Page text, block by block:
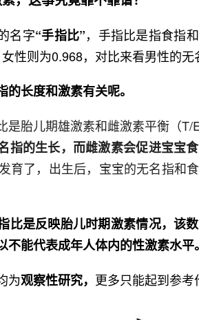
名字“手指比”，手指比是指食指
性则为0.968，对比来看男性的无
长度和激素有关呢。
是胎儿期雄激素和雌激素平衡（T/
指的生长，而雌激素会促进宝宝
育了，出生后，宝宝的无名指和
比是反映胎儿时期激素情况，该
能代表成年人体内的性激素水平。
为观察性研究， 更多只能起到参考